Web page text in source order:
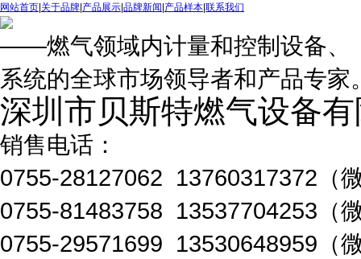
网站首页 关于品牌 产品展示 品牌新闻 产品样本 联系我们
——燃气领域内计量和控制设备、
系统的全球市场领导者和产品专家
深圳市贝斯特燃气设备
销售电话：
0755-28127062 13760317372（
0755-81483758 13537704253（
0755-29571699 13530648959（